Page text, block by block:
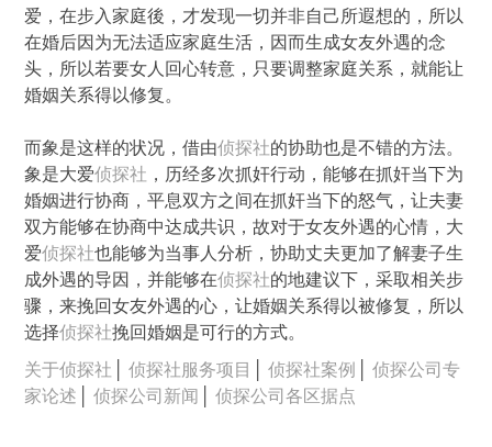
爱，在步入家庭後，才发现一切并非自己所遐想的，所以
在婚后因为无法适应家庭生活，因而生成女友外遇的念
头，所以若要女人回心转意，只要调整家庭关系，就能让
婚姻关系得以修复。
而象是这样的状况，借由侦探社的协助也是不错的方法。
象是大爱侦探社 ，历经多次抓奸行动，能够在抓奸当下为
婚姻进行协商，平息双方之间在抓奸当下的怒气，让夫妻
双方能够在协商中达成共识，故对于女友外遇的心情，大
爱侦探社也能够为当事人分析，协助丈夫更加了解妻子生
成外遇的导因，并能够在侦探社的地建议下，采取相关步
骤，来挽回女友外遇的心，让婚姻关系得以被修复，所以
选择侦探社挽回婚姻是可行的方式。
关于侦探社 │侦探社服务项目 │侦探社案例 │侦探公司专
家论述 │侦探公司新闻 │侦探公司各区据点